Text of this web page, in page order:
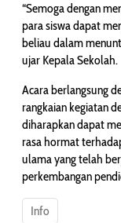
“Semoga dengan
para siswa dapat
beliau dalam
ujar Kepala Sekolah.
Acara berlangsung
rangkaian kegiatan
diharapkan dapat
rasa hormat
ulama yang telah
perkembangan
Info